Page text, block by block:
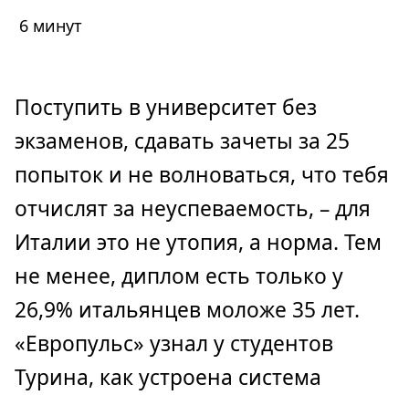
6 минут
Поступить в университет без
экзаменов, сдавать зачеты за 25
попыток и не волноваться, что тебя
отчислят за неуспеваемость, – для
Италии это не утопия, а норма. Тем
не менее, диплом есть только у
26,9% итальянцев моложе 35 лет.
«Европульс» узнал у студентов
Турина, как устроена система